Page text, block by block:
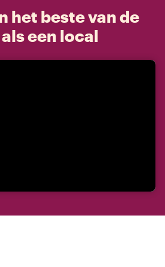
het beste van de
een local